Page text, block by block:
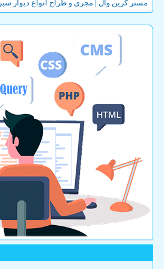
مستر گرین وال | مجری و طراح انواع دیوار سبز